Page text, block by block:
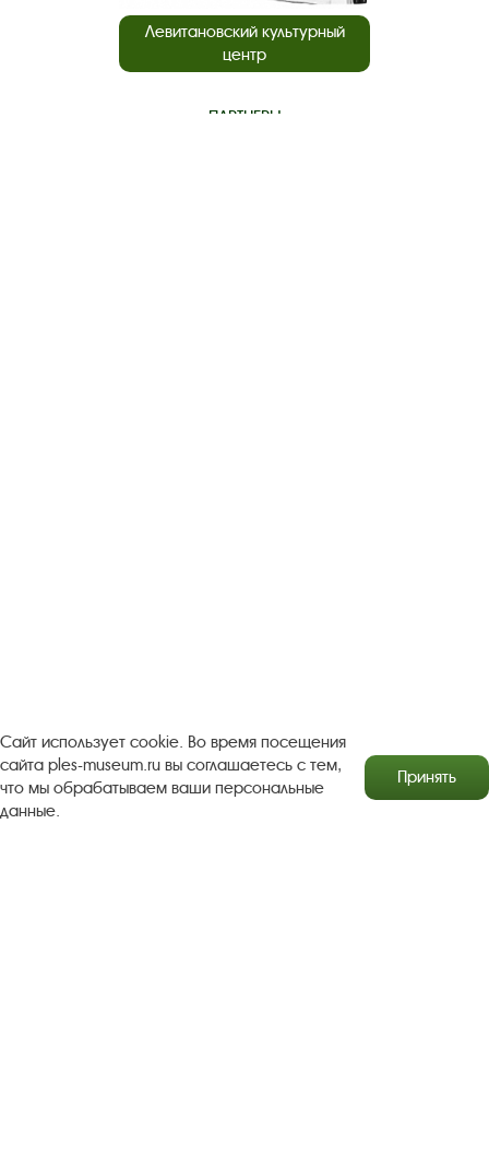
Левитановский культурный
центр
ПАРТНЕРЫ
Турфирмам Документы
Антикоррупционная деятельность
Сайт использует cookie. Во время посещения
сайта ples-museum.ru вы соглашаетесь с тем,
что мы обрабатываем ваши персональные
данные.
Принять